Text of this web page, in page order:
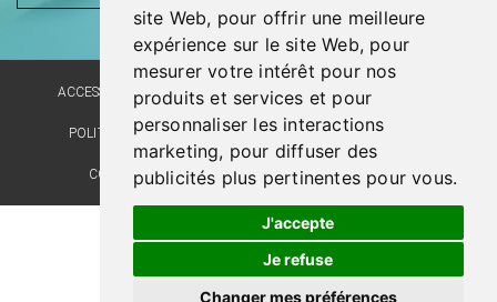
site Web, pour offrir une meilleure
expérience sur le site Web, pour
mesurer votre intérêt pour nos
produits et services et pour
personnaliser les interactions
marketing, pour diffuser des
publicités plus pertinentes pour vous.
J'accepte
Je refuse
Changer mes préférences
ACCESSIBILITÉ PLAN DU SITE POLITIQUE LINGUISTIQUE
POLITIQUE DE CONFIDENTIALITÉ RÉALISATION DU SITE
COMMENTAIRES, SUGGESTIONS, REMERCIEMENTS
© Santé Québec Laval, 2026